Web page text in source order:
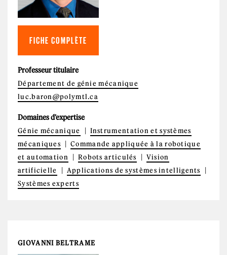
FICHE COMPLÈTE
Professeur titulaire
Département de génie mécanique
luc.baron@polymtl.ca
Domaines d'expertise
Génie mécanique
Instrumentation et systèmes
mécaniques
Commande appliquée à la robotique
et automation
Robots articulés
Vision
artificielle
Applications de systèmes intelligents
Systèmes experts
GIOVANNI BELTRAME